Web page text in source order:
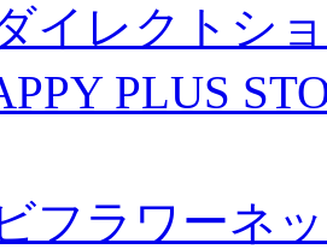
イレクトシ
PLUS
フラワーネ